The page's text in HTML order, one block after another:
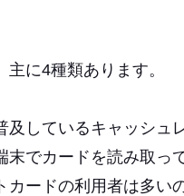
に4種類あります。
しているキャッシュ
でカードを読み取っ
ードの利用者は多い